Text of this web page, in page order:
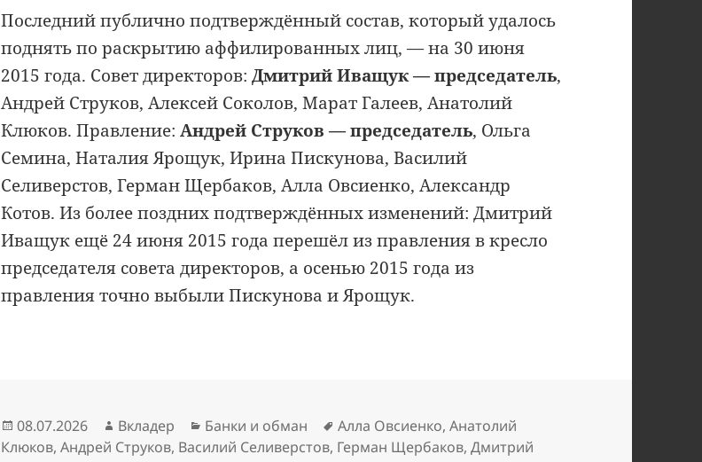
Последний публично подтверждённый состав, который удалось
поднять по раскрытию аффилированных лиц, — на 30 июня
2015 года. Совет директоров:Дмитрий Иващук — председатель,
Андрей Струков, Алексей Соколов, Марат Галеев, Анатолий
Клюков. Правление:Андрей Струков — председатель, Ольга
Семина, Наталия Ярощук, Ирина Пискунова, Василий
Селиверстов, Герман Щербаков, Алла Овсиенко, Александр
Котов. Из более поздних подтверждённых изменений: Дмитрий
Иващук ещё 24 июня 2015 года перешёл из правления в кресло
председателя совета директоров, а осенью 2015 года из
правления точно выбыли Пискунова и Ярощук.
Опубликовано
08.07.2026 Автор
Вкладер Рубрики
Банки и обман Метки
Алла Овсиенко,Анатолий
Клюков,Андрей Струков, Василий Селиверстов, Герман Щербаков,Дмитрий